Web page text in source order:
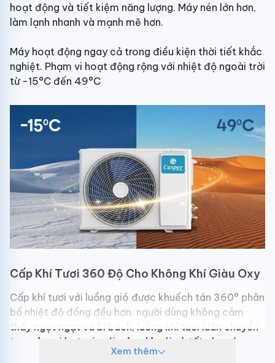
hoạt động và tiết kiệm năng lượng. Máy nén lớn hơn,
làm lạnh nhanh và mạnh mẽ hơn.
Máy hoạt động ngay cả trong điều kiện thời tiết khắc
nghiệt. Phạm vi hoạt động rộng với nhiệt độ ngoài trời
từ -15°C đến 49°C
Cấp Khí Tươi 360 Độ Cho Không Khí Giàu Oxy
Cấp khí tươi với luồng gió được khuếch tán 360° phân
bố nhiệt độ đồng đều hơn, người dùng không cảm
thấy ngột ngạt và bí bách, luồng khí tươi luân chuyển
tạo cảm giác tươi mới, sảng khoái và tốt cho sức
Xem thêm